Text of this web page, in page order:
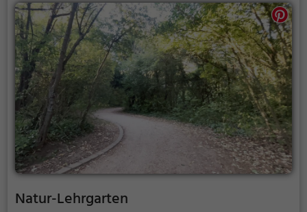
Natur-Lehrgarten